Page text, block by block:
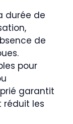
durée de
de
pour
garantit
réduit les